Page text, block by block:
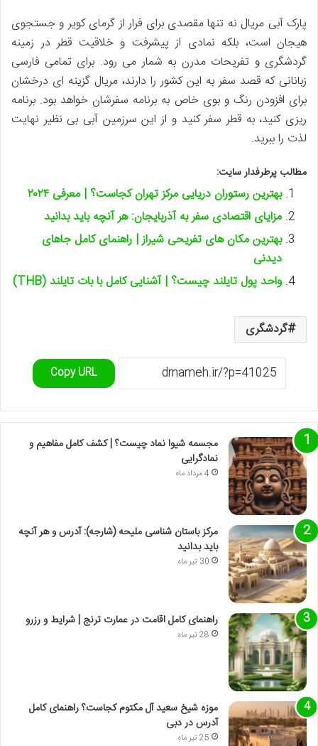
پارک آبی مریال نه تنها مقصدی برای فرار از گرمای کویر و جستجوی
هیجان است، بلکه نمادی از پیشرفت و خلاقیت قطر در زمینه
گردشگری و تفریحات مدرن به شمار می رود. برای تمامی فارسی
زبانانی که قصد سفر به این کشور را دارند، مریال گزینه ای درخشان
برای افزودن رنگ و بوی خاص به برنامه سفرشان خواهد بود. برنامه
ریزی کنید، به قطر سفر کنید و از این سرزمین آبی بی نظیر نهایت
لذت را ببرید.
مطالب پرطرفدار سایت:
بهترین رستوران دریایی مرکز تهران کجاست؟ | معرفی ۲۰۲۴
مزایای اقتصادی سفر به آذربایجان: هر آنچه باید بدانید
بهترین مکان های تفریحی شیراز | راهنمای کامل جاهای
دیدنی
واحد پول تایلند چیست؟ | آشنایی کامل با بات تایلند (THB)
گردشگری
Copy URL
مجسمه شیوا نماد چیست؟ | کشف کامل مفاهیم و
نمادگرایی
4 مرداد ماه
مرکز باستان شناسی ملیحه (شارجه): آدرس و هر آنچه
باید بدانید
30 تیر ماه
راهنمای کامل اقامت در عمارت ترنج | شرایط و رزرو
28 تیر ماه
موزه شیخ سعید آل مکتوم کجاست؟ راهنمای کامل
آدرس در دبی
25 تیر ماه